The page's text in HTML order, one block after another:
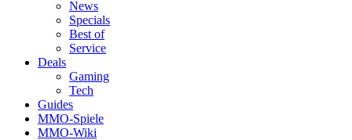
News
Specials
Best of
Service
Deals
Gaming
Tech
Guides
MMO-Spiele
MMO-Wiki